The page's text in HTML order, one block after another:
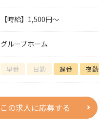
【時給】1,500円～
グループホーム
早番 日勤 遅番 夜勤
この求人に応募する